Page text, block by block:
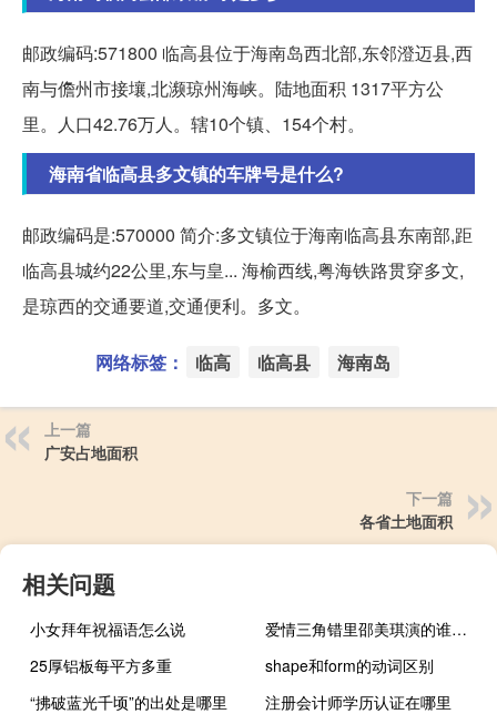
邮政编码:571800 临高县位于海南岛西北部,东邻澄迈县,西
南与儋州市接壤,北濒琼州海峡。陆地面积 1317平方公
里。人口42.76万人。辖10个镇、154个村。
海南省临高县多文镇的车牌号是什么?
邮政编码是:570000 简介:多文镇位于海南临高县东南部,距
临高县城约22公里,东与皇... 海榆西线,粤海铁路贯穿多文,
是琼西的交通要道,交通便利。多文。
网络标签： 临高 临高县 海南岛
上一篇
广安占地面积
下一篇
各省土地面积
相关问题
小女拜年祝福语怎么说
爱情三角错里邵美琪演的谁（爱情三角错）
25厚铝板每平方多重
shape和form的动词区别
“拂破蓝光千顷”的出处是哪里
注册会计师学历认证在哪里